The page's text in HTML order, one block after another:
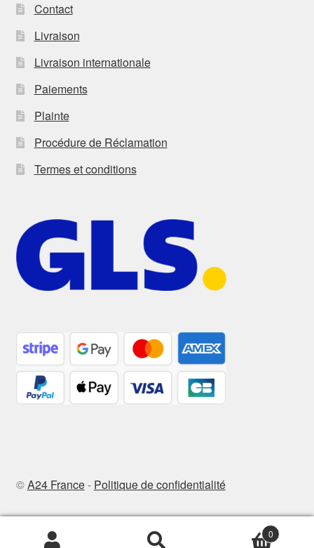
Contact
Livraison
Livraison internationale
Paiements
Plainte
Procédure de Réclamation
Termes et conditions
©A24 France- Politique de confidentialité
Recherche
Recherche
0